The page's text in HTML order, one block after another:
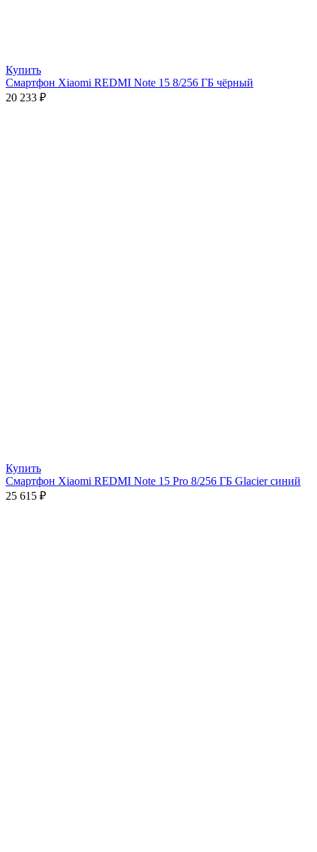
Купить
Смартфон Xiaomi REDMI Note 15 8/256 ГБ чёрный
20 233 ₽
Купить
Смартфон Xiaomi REDMI Note 15 Pro 8/256 ГБ Glacier синий
25 615 ₽